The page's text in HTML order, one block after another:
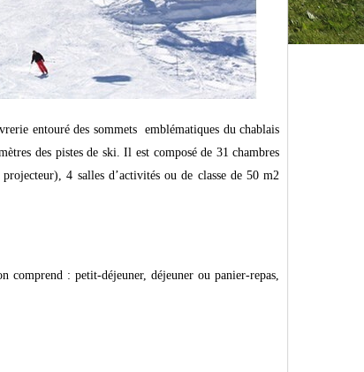
entouré des sommets emblématiques du chablais
des pistes de ski. Il est composé de 31 chambres
4 salles d’activités ou de classe de 50 m2
comprend : petit-déjeuner, déjeuner ou panier-repas,